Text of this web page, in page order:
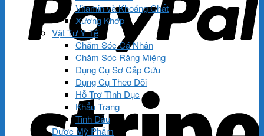
Vitamin và Khoáng Chất
Xương Khớp
Vật Tư Y Tế
Chăm Sóc Cá Nhân
Chăm Sóc Răng Miệng
Dụng Cụ Sơ Cấp Cứu
Dụng Cụ Theo Dõi
Hỗ Trợ Tình Dục
Khẩu Trang
Tinh Dầu
Dược Mỹ Phẩm